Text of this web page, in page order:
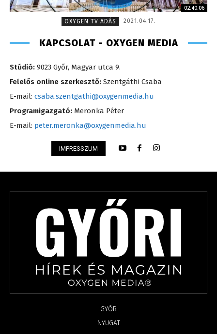
02:40:06
OXYGEN TV ADÁS
2021.04.17.
KAPCSOLAT - OXYGEN MEDIA
Stúdió: 9023 Győr, Magyar utca 9.
Felelős online szerkesztő: Szentgáthi Csaba
E-mail: csaba.szentgathi@oxygenmedia.hu
Programigazgató: Meronka Péter
E-mail: peter.meronka@oxygenmedia.hu
IMPRESSZUM
GYŐR
NYUGAT